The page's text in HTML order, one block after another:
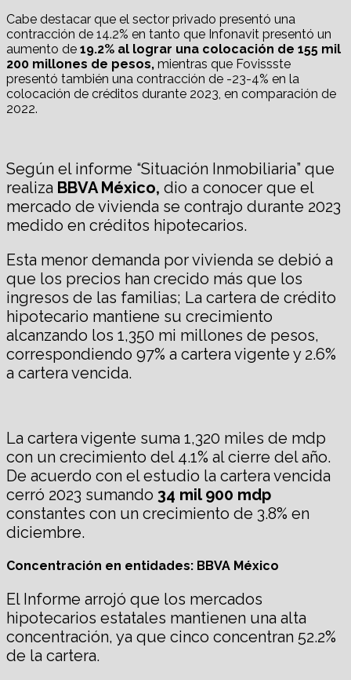
Cabe destacar que el sector privado presentó una
contracción de 14.2% en tanto que Infonavit presentó un
aumento de 19.2% al lograr una colocación de 155 mil
200 millones de pesos, mientras que Fovissste
presentó también una contracción de -23-4% en la
colocación de créditos durante 2023, en comparación de
2022.
Según el informe “Situación Inmobiliaria” que
realiza BBVA México, dio a conocer que el
mercado de vivienda se contrajo durante 2023
medido en créditos hipotecarios.
Esta menor demanda por vivienda se debió a
que los precios han crecido más que los
ingresos de las familias; La cartera de crédito
hipotecario mantiene su crecimiento
alcanzando los 1,350 mi millones de pesos,
correspondiendo 97% a cartera vigente y 2.6%
a cartera vencida.
La cartera vigente suma 1,320 miles de mdp
con un crecimiento del 4.1% al cierre del año.
De acuerdo con el estudio la cartera vencida
cerró 2023 sumando 34 mil 900 mdp
constantes con un crecimiento de 3.8% en
diciembre.
Concentración en entidades: BBVA México
El Informe arrojó que los mercados
hipotecarios estatales mantienen una alta
concentración, ya que cinco concentran 52.2%
de la cartera.